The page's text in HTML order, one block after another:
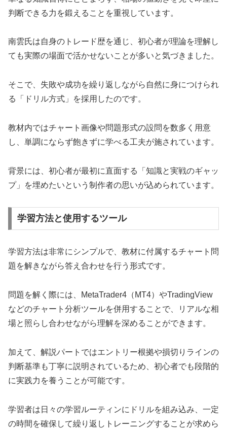
判断できる力を鍛えることを重視しています。
南雲氏は自身のトレード歴を通じ、初心者が理論を理解し
ても実際の場面で活かせないことが多いと気づきました。
そこで、失敗や成功を繰り返しながら自然に身につけられ
る「ドリル方式」を採用したのです。
教材内ではチャート画像や問題形式の設問を数多く用意
し、単調にならず飽きずに学べる工夫が施されています。
背景には、初心者が最初に直面する「知識と実戦のギャッ
プ」を埋めたいという制作者の思いが込められています。
学習方法と使用するツール
学習方法は非常にシンプルで、教材に付属するチャート問
題を解きながら答え合わせを行う形式です。
問題を解く際には、MetaTrader4（MT4）やTradingView
などのチャート分析ツールを併用することで、リアルな相
場と照らし合わせながら理解を深めることができます。
加えて、解説パートではエントリー根拠や損切りラインの
判断基準も丁寧に説明されているため、初心者でも段階的
に実践力を養うことが可能です。
学習者は日々の学習ルーティンにドリルを組み込み、一定
の時間を確保して繰り返しトレーニングすることが求めら